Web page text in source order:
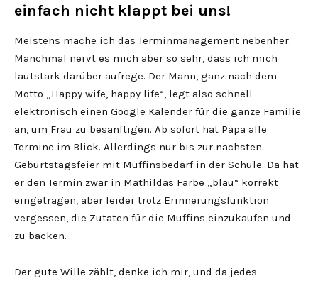
einfach nicht klappt bei uns!
Meistens mache ich das Terminmanagement nebenher.
Manchmal nervt es mich aber so sehr, dass ich mich
lautstark darüber aufrege. Der Mann, ganz nach dem
Motto „Happy wife, happy life“, legt also schnell
elektronisch einen Google Kalender für die ganze Familie
an, um Frau zu besänftigen. Ab sofort hat Papa alle
Termine im Blick. Allerdings nur bis zur nächsten
Geburtstagsfeier mit Muffinsbedarf in der Schule. Da hat
er den Termin zwar in Mathildas Farbe „blau“ korrekt
eingetragen, aber leider trotz Erinnerungsfunktion
vergessen, die Zutaten für die Muffins einzukaufen und
zu backen.
Der gute Wille zählt, denke ich mir, und da jedes